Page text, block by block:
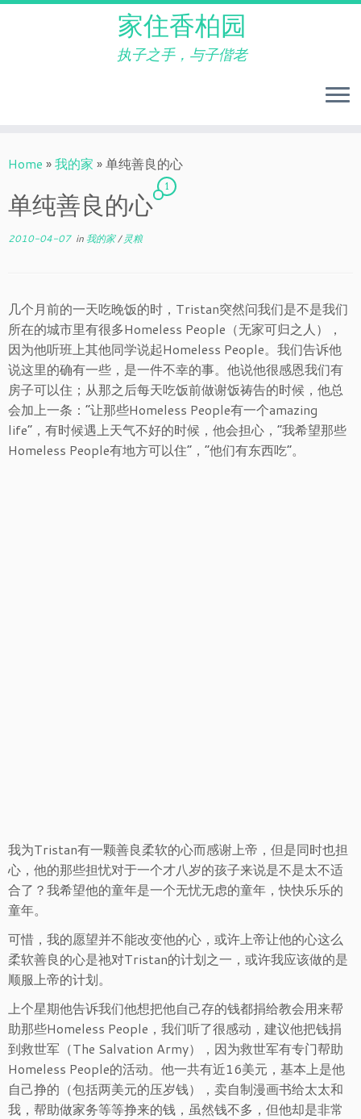
to
家住香柏园
执子之手，与子偕老
Home »我的家 »单纯善良的心
单纯善良的心
1
2010-04-07in 我的家/灵粮
几个月前的一天吃晚饭的时，Tristan突然问我们是不是我们
所在的城市里有很多Homeless People（无家可归之人），
因为他听班上其他同学说起Homeless People。我们告诉他
说这里的确有一些，是一件不幸的事。他说他很感恩我们有
房子可以住；从那之后每天吃饭前做谢饭祷告的时候，他总
会加上一条：“让那些Homeless People有一个amazing
life”，有时候遇上天气不好的时候，他会担心，“我希望那些
Homeless People有地方可以住”，“他们有东西吃”。
我为Tristan有一颗善良柔软的心而感谢上帝，但是同时也担
心，他的那些担忧对于一个才八岁的孩子来说是不是太不适
合了？我希望他的童年是一个无忧无虑的童年，快快乐乐的
童年。
可惜，我的愿望并不能改变他的心，或许上帝让他的心这么
柔软善良的心是祂对Tristan的计划之一，或许我应该做的是
顺服上帝的计划。
上个星期他告诉我们他想把他自己存的钱都捐给教会用来帮
助那些Homeless People，我们听了很感动，建议他把钱捐
到救世军（The Salvation Army），因为救世军有专门帮助
Homeless People的活动。他一共有近16美元，基本上是他
自己挣的（包括两美元的压岁钱），卖自制漫画书给太太和
我，帮助做家务等等挣来的钱，虽然钱不多，但他却是非常